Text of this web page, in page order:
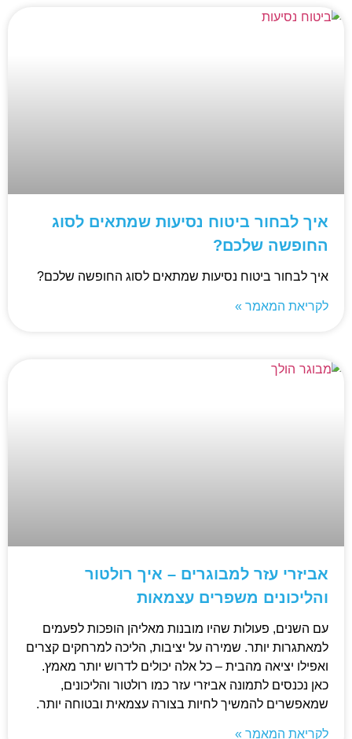
איך לבחור ביטוח נסיעות שמתאים לסוג
החופשה שלכם?
איך לבחור ביטוח נסיעות שמתאים לסוג החופשה שלכם?
לקריאת המאמר »
אביזרי עזר למבוגרים – איך רולטור
והליכונים משפרים עצמאות
עם השנים, פעולות שהיו מובנות מאליהן הופכות לפעמים
למאתגרות יותר. שמירה על יציבות, הליכה למרחקים קצרים
ואפילו יציאה מהבית – כל אלה יכולים לדרוש יותר מאמץ.
כאן נכנסים לתמונה אביזרי עזר כמו רולטור והליכונים,
שמאפשרים להמשיך לחיות בצורה עצמאית ובטוחה יותר.
לקריאת המאמר »